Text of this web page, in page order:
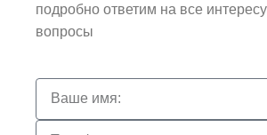
подробно ответим на все
вопросы